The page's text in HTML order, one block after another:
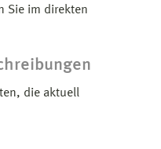
Sie im direkten
die aktuell